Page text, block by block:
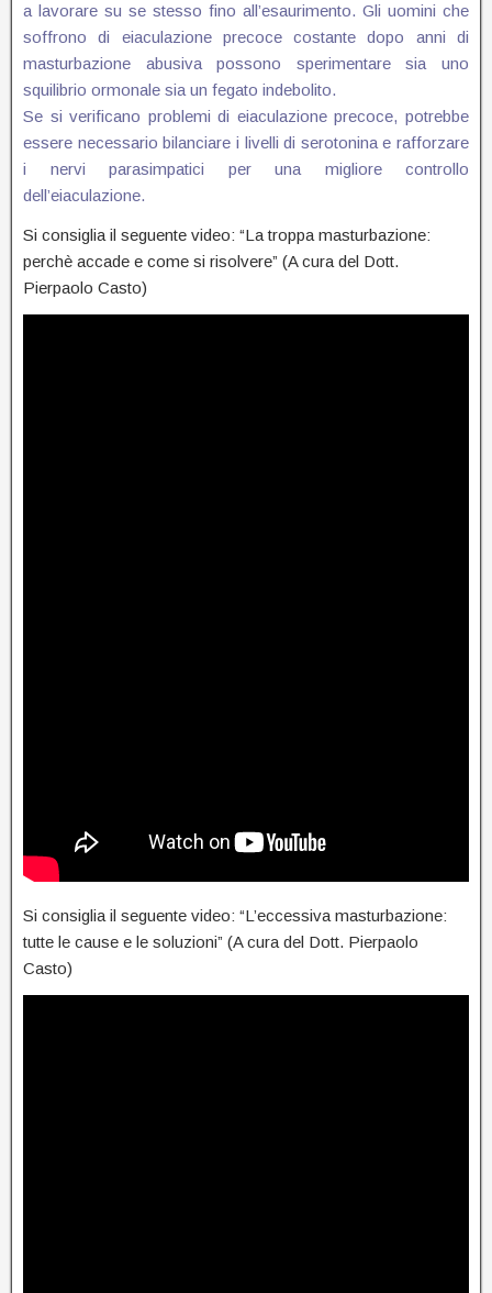
a lavorare su se stesso fino all’esaurimento. Gli uomini che
soffrono di eiaculazione precoce costante dopo anni di
masturbazione abusiva possono sperimentare sia uno
squilibrio ormonale sia un fegato indebolito.
Se si verificano problemi di eiaculazione precoce, potrebbe
essere necessario bilanciare i livelli di serotonina e rafforzare
i nervi parasimpatici per una migliore controllo
dell’eiaculazione.
Si consiglia il seguente video: “La troppa masturbazione:
perchè accade e come si risolvere” (A cura del Dott.
Pierpaolo Casto)
Si consiglia il seguente video: “L’eccessiva masturbazione:
tutte le cause e le soluzioni” (A cura del Dott. Pierpaolo
Casto)